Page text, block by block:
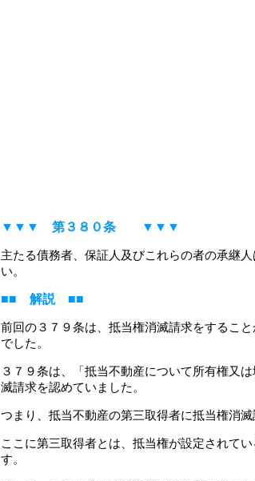
▼▼▼ 第３８０条 ▼▼▼
主たる債務者、保証人及びこれらの者の承継
い。
■■ 解説 ■■
前回の３７９条は、抵当権消滅請求をするこ
でした。
３７９条は、「抵当不動産について所有権又
滅請求を認めていました。
つまり、抵当不動産の第三取得者に抵当権消滅
ここに第三取得者とは、抵当権が設定されて
す。